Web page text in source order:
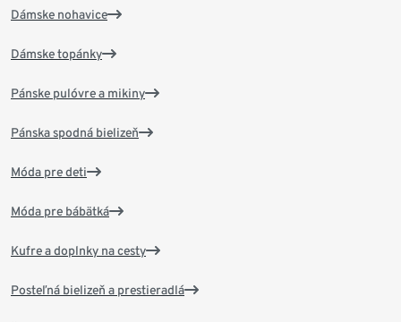
Dámske nohavice
Dámske topánky
Pánske pulóvre a mikiny
Pánska spodná bielizeň
Móda pre deti
Móda pre bábätká
Kufre a doplnky na cesty
Posteľná bielizeň a prestieradlá